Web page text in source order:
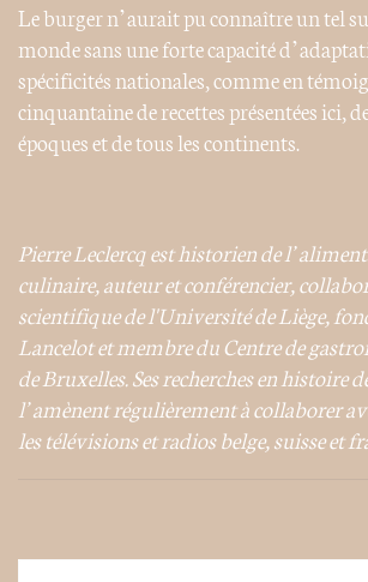
Le burger n’aurait pu connaître un tel
monde sans une forte capacité
spécificités nationales, comme en
cinquantaine de recettes présentées ici,
époques et de tous les continents.
Pierre Leclercq est historien de
culinaire, auteur et conférencier,
scientifique de l'Université de Liège,
Lancelot et membre du Centre de
de Bruxelles.Ses recherches en histoire
l’amènent régulièrement à collaborer
les télévisions et radios belge, suisse et